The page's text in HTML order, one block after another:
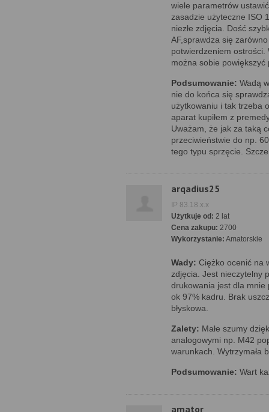
wiele parametrów
zasadzie użyteczne ISO
niezłe zdjęcia. Dość
AF,sprawdza się
potwierdzeniem
można sobie powiększyć
Podsumowanie: Wadą
nie do końca się
użytkowaniu i tak trzeba
aparat kupiłem z
Uważam, że jak za taką
przeciwieństwie do np.
tego typu sprzęcie.
arqadius25
IP 83.18.x.x
Użytkuje od: 2 lat
Cena zakupu: 2700
Wykorzystanie: Amatorskie
Wady: Ciężko ocenić na
zdjęcia. Jest nieczytelny
drukowania jest dla mnie
ok 97% kadru. Brak
błyskowa.
Zalety: Małe szumy
analogowymi np. M42
warunkach. Wytrzymała
Podsumowanie: Wart
amator